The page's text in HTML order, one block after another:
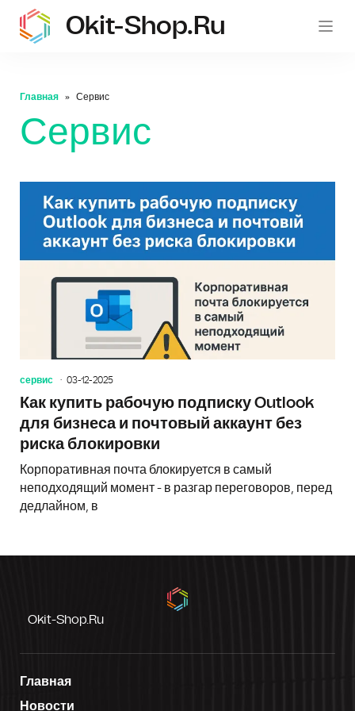
Okit-Shop.ru
Главная Сервис
Сервис
сервис 03-12-2025
Как купить рабочую подписку Outlook
для бизнеса и почтовый аккаунт без
риска блокировки
Корпоративная почта блокируется в самый
неподходящий момент - в разгар переговоров, перед
дедлайном, в
Okit-Shop.ru
Главная
Новости